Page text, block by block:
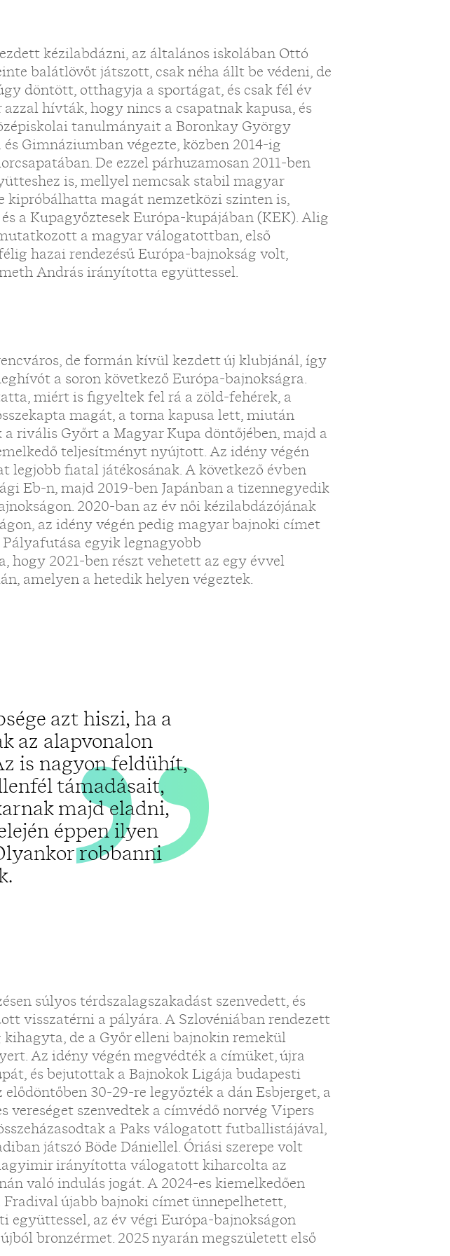
kézilabdázni, az általános iskolában Ottó
balátlövőt játszott, csak néha állt be védeni, de
döntött, otthagyja a sportágat, és csak fél év
hívták, hogy nincs a csapatnak kapusa, és
tanulmányait a Boronkay György
Gimnáziumban végezte, közben 2014-ig
De ezzel párhuzamosan 2011-ben
is, mellyel nemcsak stabil magyar
kipróbálhatta magát nemzetközi szinten is,
a Kupagyőztesek Európa-kupájában (KEK). Alig
a magyar válogatottban, első
hazai rendezésű Európa-bajnokság volt,
András irányította együttessel.
de formán kívül kezdett új klubjánál, így
a soron következő Európa-bajnokságra.
miért is figyeltek fel rá a zöld-fehérek, a
magát, a torna kapusa lett, miután
rivális Győrt a Magyar Kupa döntőjében, majd a
teljesítményt nyújtott. Az idény végén
legjobb fiatal játékosának. A következő évben
Eb-n, majd 2019-ben Japánban a tizennegyedik
2020-ban az év női kézilabdázójának
az idény végén pedig magyar bajnoki címet
egyik legnagyobb
hogy 2021-ben részt vehetett az egy évvel
amelyen a hetedik helyen végeztek.
azt hiszi, ha a
az alapvonalon
is nagyon feldühít,
támadásait,
majd eladni,
éppen ilyen
robbanni
„
súlyos térdszalagszakadást szenvedett, és
visszatérni a pályára. A Szlovéniában rendezett
de a Győr elleni bajnokin remekül
Az idény végén megvédték a címüket, újra
és bejutottak a Bajnokok Ligája budapesti
elődöntőben 30-29-re legyőzték a dán Esbjerget, a
vereséget szenvedtek a címvédő norvég Vipers
a Paks válogatott futballistájával,
játszó Böde Dániellel. Óriási szerepe volt
irányította válogatott kiharcolta az
való indulás jogát. A 2024-es kiemelkedően
Fradival újabb bajnoki címet ünnepelhetett,
együttessel, az év végi Európa-bajnokságon
bronzérmet. 2025 nyarán megszületett első